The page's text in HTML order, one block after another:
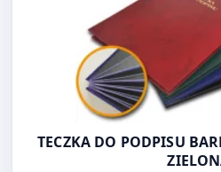
TECZKA DO PODPISU